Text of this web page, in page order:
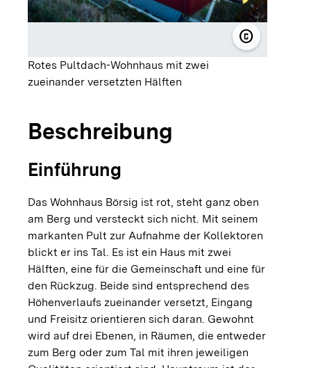
copyright© Eibe
Rotes Pultdach-Wohnhaus mit zwei
zueinander versetzten Hälften
Beschreibung
Einführung
Das Wohnhaus Börsig ist rot, steht ganz oben
am Berg und versteckt sich nicht. Mit seinem
markanten Pult zur Aufnahme der Kollektoren
blickt er ins Tal. Es ist ein Haus mit zwei
Hälften, eine für die Gemeinschaft und eine für
den Rückzug. Beide sind entsprechend des
Höhenverlaufs zueinander versetzt, Eingang
und Freisitz orientieren sich daran. Gewohnt
wird auf drei Ebenen, in Räumen, die entweder
zum Berg oder zum Tal mit ihren jeweiligen